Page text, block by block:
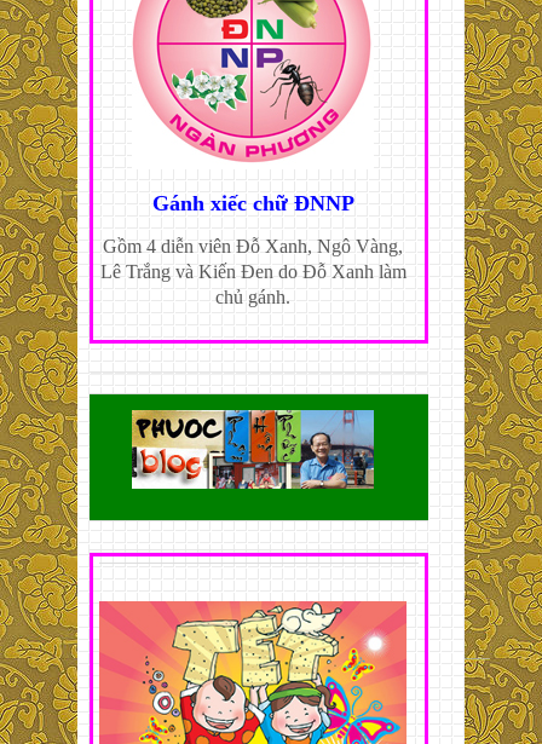
Gánh xiếc chữ ĐNNP
Gồm 4 diễn viên Đỗ Xanh, Ngô Vàng,
Lê Trắng và Kiến Đen do Đỗ Xanh làm
chủ gánh.